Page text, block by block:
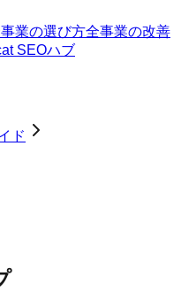
業の選び方全事業の改善
SEOハブ
ド